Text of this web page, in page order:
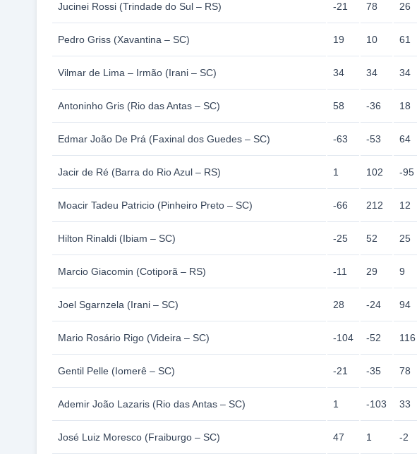
Jucinei Rossi (Trindade do Sul – RS) -21 78 26
Pedro Griss (Xavantina – SC) 19 10 61
Vilmar de Lima – Irmão (Irani – SC) 34 34 34
Antoninho Gris (Rio das Antas – SC) 58 -36 18
Edmar João De Prá (Faxinal dos Guedes – SC) -63 -53 64
Jacir de Ré (Barra do Rio Azul – RS) 1 102 -95
Moacir Tadeu Patricio (Pinheiro Preto – SC) -66 212 12
Hilton Rinaldi (Ibiam – SC) -25 52 25
Marcio Giacomin (Cotiporã – RS) -11 29 9
Joel Sgarnzela (Irani – SC) 28 -24 94
Mario Rosário Rigo (Videira – SC) -104 -52 116
Gentil Pelle (Iomerê – SC) -21 -35 78
Ademir João Lazaris (Rio das Antas – SC) 1 -103 33
José Luiz Moresco (Fraiburgo – SC) 47 1 -2